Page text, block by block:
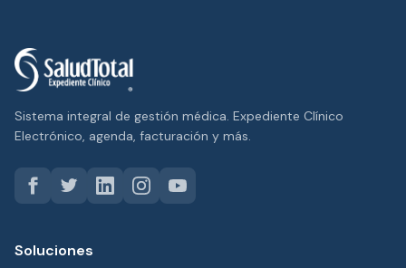
Sistema integral de gestión médica. Expediente Clínico
Electrónico, agenda, facturación y más.
Soluciones